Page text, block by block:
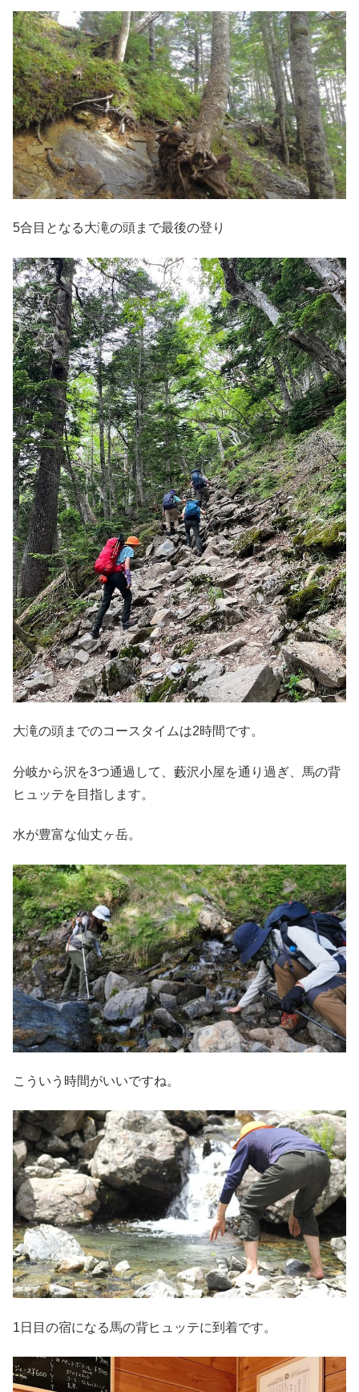
5合目となる大滝の頭まで最後の登り
大滝の頭までのコースタイムは2時間です。
分岐から沢を3つ通過して、藪沢小屋を通り過ぎ、馬の背
ヒュッテを目指します。
水が豊富な仙丈ヶ岳。
こういう時間がいいですね。
1日目の宿になる馬の背ヒュッテに到着です。